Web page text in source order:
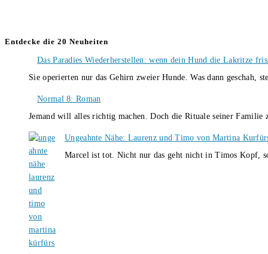
Entdecke die 20 Neuheiten
Das Paradies Wiederherstellen: wenn dein Hund die Lakritze
Sie operierten nur das Gehirn zweier Hunde. Was dann
Normal 8: Roman
Jemand will alles richtig machen. Doch die Rituale seiner
Ungeahnte Nähe: Laurenz und Timo von Martina
Marcel ist tot. Nicht nur das geht nicht in Timos Kopf,